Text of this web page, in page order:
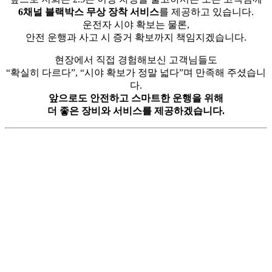
6채널 블랙박스 무상 장착 서비스를 제공하고 있습니다.
운전자 시야 확보는 물론,
안전 운행과 사고 시 증거 확보까지 책임지겠습니다.
현장에서 직접 경험해보신 고객님들도
“확실히 다르다”, “시야 확보가 정말 넓다”며 만족해 주셨습니
다.
앞으로도 안전하고 스마트한 운행을 위해
더 좋은 장비와 서비스를 제공하겠습니다.